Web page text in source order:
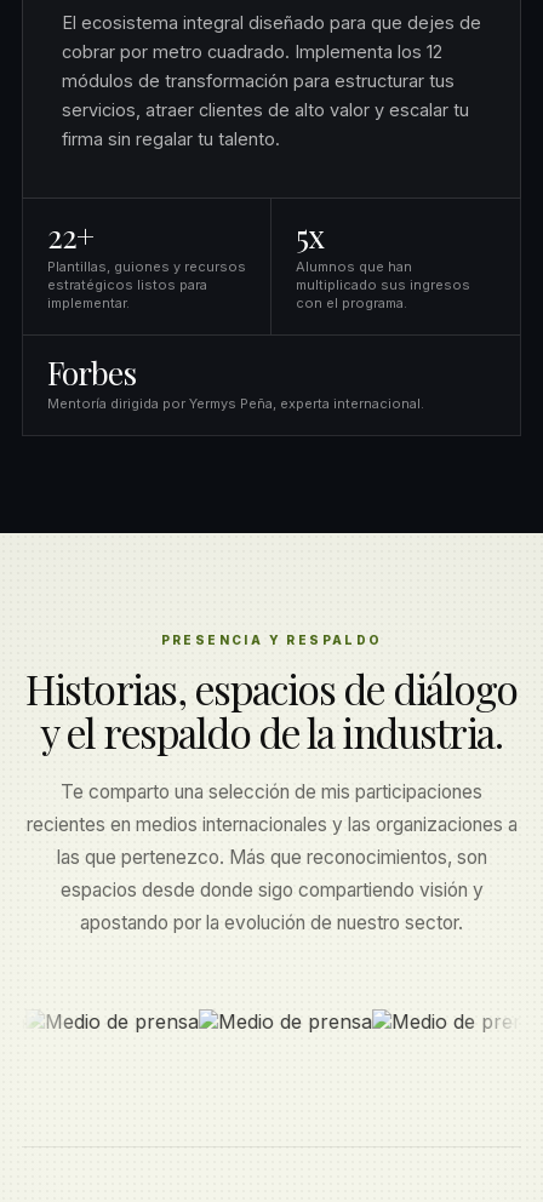
El ecosistema integral diseñado para que dejes de
cobrar por metro cuadrado. Implementa los 12
módulos de transformación para estructurar tus
servicios, atraer clientes de alto valor y escalar tu
firma sin regalar tu talento.
22+
Plantillas, guiones y recursos
estratégicos listos para
implementar.
5x
Alumnos que han
multiplicado sus ingresos
con el programa.
Forbes
Mentoría dirigida por Yermys Peña, experta internacional.
PRESENCIA Y RESPALDO
Historias, espacios de diálogo
y el respaldo de la industria.
Te comparto una selección de mis participaciones
recientes en medios internacionales y las organizaciones a
las que pertenezco. Más que reconocimientos, son
espacios desde donde sigo compartiendo visión y
apostando por la evolución de nuestro sector.